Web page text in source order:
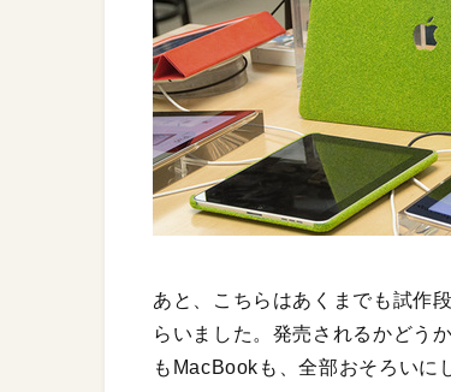
あと、こちらはあくまでも試作
らいました。発売されるかどう
もMacBookも、全部おそろいに